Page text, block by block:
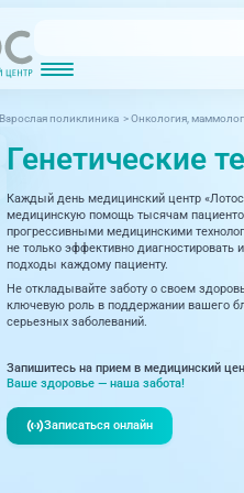
Взрослая поликлиника >Онкология,
Генетические
Каждый день медицинский центр
медицинскую помощь тысячам
прогрессивными медицинскими
не только эффективно диагностировать
подходы каждому пациенту.
Не откладывайте заботу о своем
ключевую роль в поддержании вашего
серьезных заболеваний.
Запишитесь на прием в медицинский
Ваше здоровье — наша забота!
Записаться онлайн
Акции
ПревентэйджПациентам
томография)КТ (Компьютерная
Интегративная
Инфекционный
Кардиология
Неврология,
Онкология,